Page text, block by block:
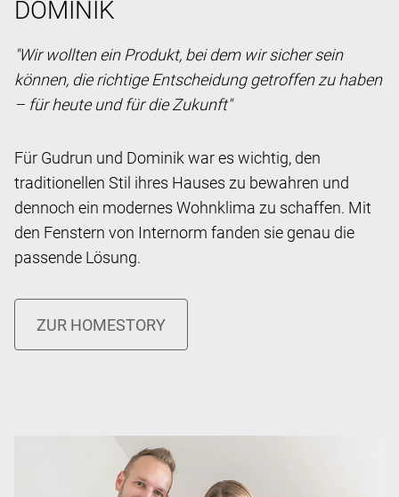
DOMINIK
"Wir wollten ein Produkt, bei dem wir sicher sein
können, die richtige Entscheidung getroffen zu haben
– für heute und für die Zukunft"
Für Gudrun und Dominik war es wichtig, den
traditionellen Stil ihres Hauses zu bewahren und
dennoch ein modernes Wohnklima zu schaffen. Mit
den Fenstern von Internorm fanden sie genau die
passende Lösung.